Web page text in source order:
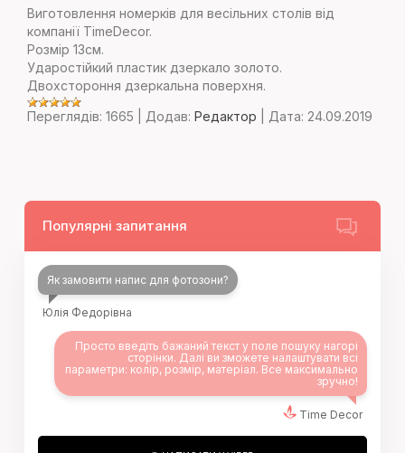
Виготовлення номерків для весільних столів від
компанії TimeDecor.
Розмір 13см.
Ударостійкий пластик дзеркало золото.
Двохстороння дзеркальна поверхня.
Переглядів: 1665 Додав: Редактор Дата: 24.09.2019
Популярні запитання
Як замовити напис для фотозони?
Юлія Федорівна
Просто введіть бажаний текст у поле пошуку нагорі
сторінки. Далі ви зможете налаштувати всі
параметри: колір, розмір, матеріал. Все максимально
зручно!
Time Decor